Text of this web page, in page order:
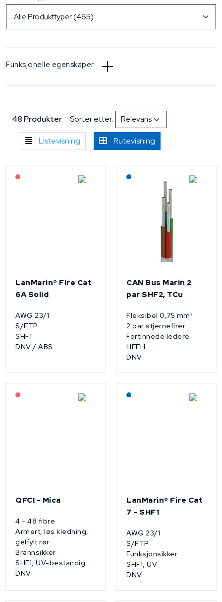
Funksjonelle egenskaper
48 Produkter Sorter etter:
Listevisning Rutevisning
LanMarin® Fire Cat
6A Solid
AWG 23/1
S/FTP
SHF1
DNV / ABS
Lagerført: NEK Kabel
CAN Bus Marin 2
par SHF2, TCu
Fleksibel 0,75 mm²
2 par stjernefirer
Fortinnede ledere
HFFH
DNV
QFCI - Mica
4 - 48 fibre
Armert, løs kledning,
gelfylt rør
Brannsikker
SHF1, UV-bestandig
DNV
Lagerført: NEK Kabel
LanMarin® Fire Cat
7 - SHF1
AWG 23/1
S/FTP
Funksjonsikker
SHF1, UV
DNV